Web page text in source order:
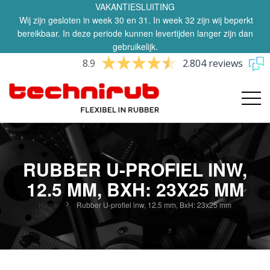
VAKANTIESLUITING
Wij zijn gesloten in week 30 en 31. In week 32 zijn wij beperkt
bereikbaar. In deze periode kunnen levertijden langer zijn dan
gebruikelijk.
8.9 2.804 reviews
RUBBER U-PROFIEL INW,
12.5 MM, BXH: 23X25 MM
Home Rubber U-profiel inw, 12.5 mm, BxH: 23x25 mm